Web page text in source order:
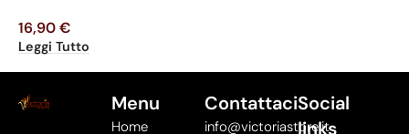
16,90€
Leggi Tutto
Menu
Home
Contattaci
info@victoriastore.it
Social
links